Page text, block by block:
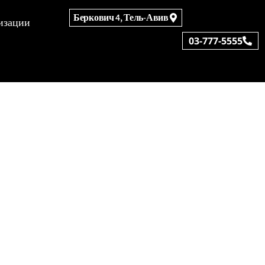
Беркович 4, Тель-Авив
03-777-5555